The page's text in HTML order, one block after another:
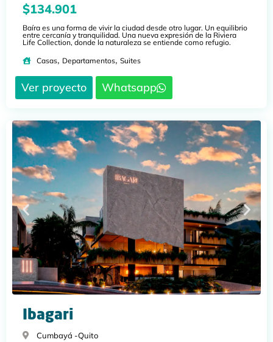
$134.901
Baíra es una forma de vivir la ciudad desde otro lugar. Un equilibrio
entre cercanía y tranquilidad. Una nueva expresión de la Riviera
Life Collection, donde la naturaleza se entiende como refugio.
Casas, Departamentos, Suites
Ver proyecto Whatsapp
Ibagari
Cumbayá -Quito